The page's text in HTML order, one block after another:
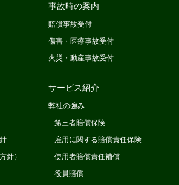
事故時の案内
賠償事故受付
傷害・医療事故受付
火災・動産事故受付
針）
サービス紹介
弊社の強み
第三者賠償保険
雇用に関する賠償責任保険
使用者賠償責任補償
役員賠償